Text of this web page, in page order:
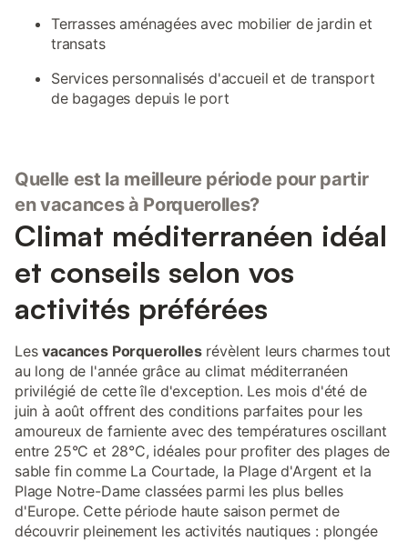
Terrasses aménagées avec mobilier de jardin et
transats
Services personnalisés d'accueil et de transport
de bagages depuis le port
Quelle est la meilleure période pour partir
en vacances à Porquerolles?
Climat méditerranéen idéal
et conseils selon vos
activités préférées
Lesvacances Porquerollesrévèlent leurs charmes tout
au long de l'année grâce au climat méditerranéen
privilégié de cette île d'exception. Les mois d'été de
juin à août offrent des conditions parfaites pour les
amoureux de farniente avec des températures oscillant
entre 25°C et 28°C, idéales pour profiter des plages de
sable fin comme La Courtade, la Plage d'Argent et la
Plage Notre-Dame classées parmi les plus belles
d'Europe. Cette période haute saison permet de
découvrir pleinement les activités nautiques : plongée